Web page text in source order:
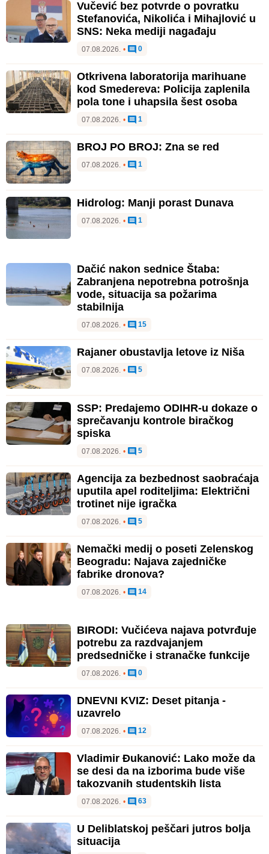
Vučević bez potvrde o povratku
Stefanovića, Nikolića i Mihajlović u
SNS: Neka mediji nagađaju
07.08.2026. • 0
Otkrivena laboratorija marihuane
kod Smedereva: Policija zaplenila
pola tone i uhapsila šest osoba
07.08.2026. • 1
BROJ PO BROJ: Zna se red
07.08.2026. • 1
Hidrolog: Manji porast Dunava
07.08.2026. • 1
Dačić nakon sednice Štaba:
Zabranjena nepotrebna potrošnja
vode, situacija sa požarima
stabilnija
07.08.2026. • 15
Rajaner obustavlja letove iz Niša
07.08.2026. • 5
SSP: Predajemo ODIHR-u dokaze o
sprečavanju kontrole biračkog
spiska
07.08.2026. • 5
Agencija za bezbednost saobraćaja
uputila apel roditeljima: Električni
trotinet nije igračka
07.08.2026. • 5
Nemački medij o poseti Zelenskog
Beogradu: Najava zajedničke
fabrike dronova?
07.08.2026. • 14
BIRODI: Vučićeva najava potvrđuje
potrebu za razdvajanjem
predsedničke i stranačke funkcije
07.08.2026. • 0
DNEVNI KVIZ: Deset pitanja -
uzavrelo
07.08.2026. • 12
Vladimir Đukanović: Lako može da
se desi da na izborima bude više
takozvanih studentskih lista
07.08.2026. • 63
U Deliblatskoj peščari jutros bolja
situacija